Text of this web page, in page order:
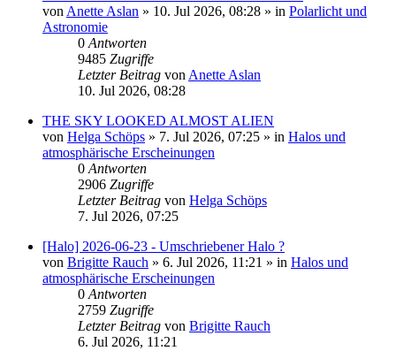
von Anette Aslan » 10. Jul 2026, 08:28 » in Polarlicht und
Astronomie
0 Antworten
9485 Zugriffe
Letzter Beitrag von Anette Aslan
10. Jul 2026, 08:28
THE SKY LOOKED ALMOST ALIEN
von Helga Schöps » 7. Jul 2026, 07:25 » in Halos und
atmosphärische Erscheinungen
0 Antworten
2906 Zugriffe
Letzter Beitrag von Helga Schöps
7. Jul 2026, 07:25
[Halo] 2026-06-23 - Umschriebener Halo ?
von Brigitte Rauch » 6. Jul 2026, 11:21 » in Halos und
atmosphärische Erscheinungen
0 Antworten
2759 Zugriffe
Letzter Beitrag von Brigitte Rauch
6. Jul 2026, 11:21